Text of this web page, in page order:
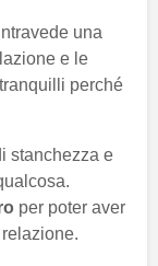
una
e le
perché
stanchezza e
per poter aver